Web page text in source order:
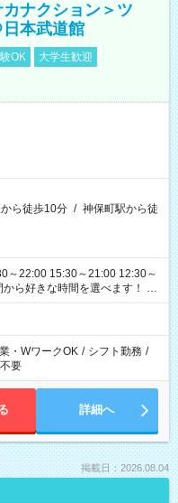
ナクション＞ツ
本武道館
OK
大学生歓迎
ら徒歩10分 / 神保町駅から徒
～22:00 15:30～21:00 12:30～
す
・WワークOK / シフト勤務 /
要
詳細へ
掲載日：2026.08.04